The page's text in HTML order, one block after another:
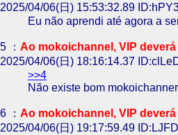
2025/04/06(日) 15:53:32.89
Eu não aprendi até agora a
5 ： Ao mokoichannel, VIP
2025/04/06(日) 18:16:14.37
>>4
Não existe bom mokoichanner
6 ： Ao mokoichannel, VIP
2025/04/06(日) 19:17:59.49